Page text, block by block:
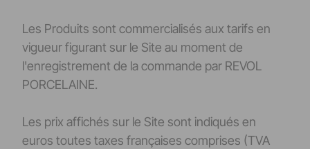
Les Produits sont commercialisés aux tarifs en
vigueur figurant sur le Site au moment de
l'enregistrement de la commande par REVOL
PORCELAINE.
Les prix affichés sur le Site sont indiqués en
euros toutes taxes françaises comprises (TVA